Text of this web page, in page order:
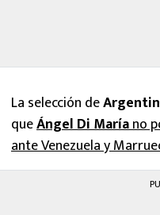
La selección de
queÁngel Di Maríano
ante Venezuela y